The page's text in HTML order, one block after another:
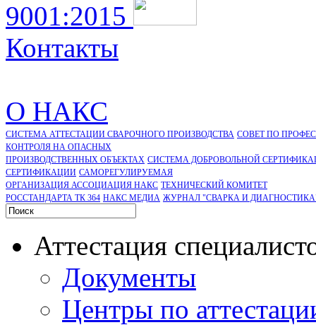
9001:2015
Контакты
О НАКС
СИСТЕМА АТТЕСТАЦИИ СВАРОЧНОГО ПРОИЗВОДСТВА СОВЕТ ПО
КОНТРОЛЯ НА ОПАСНЫХ
ПРОИЗВОДСТВЕННЫХ ОБЪЕКТАХ СИСТЕМА ДОБРОВОЛЬНОЙ
CЕРТИФИКАЦИИ САМОРЕГУЛИРУЕМАЯ
ОРГАНИЗАЦИЯ АССОЦИАЦИЯ НАКС ТЕХНИЧЕСКИЙ КОМИТЕТ
РОССТАНДАРТА ТК 364 НАКС МЕДИА ЖУРНАЛ "СВАРКА И
Аттестация
Документы
Центры по